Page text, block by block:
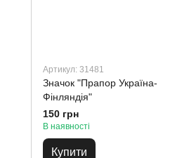
Артикул: 31481
Значок "Прапор Україна-
Фінляндія"
150 грн
В наявності
Купити